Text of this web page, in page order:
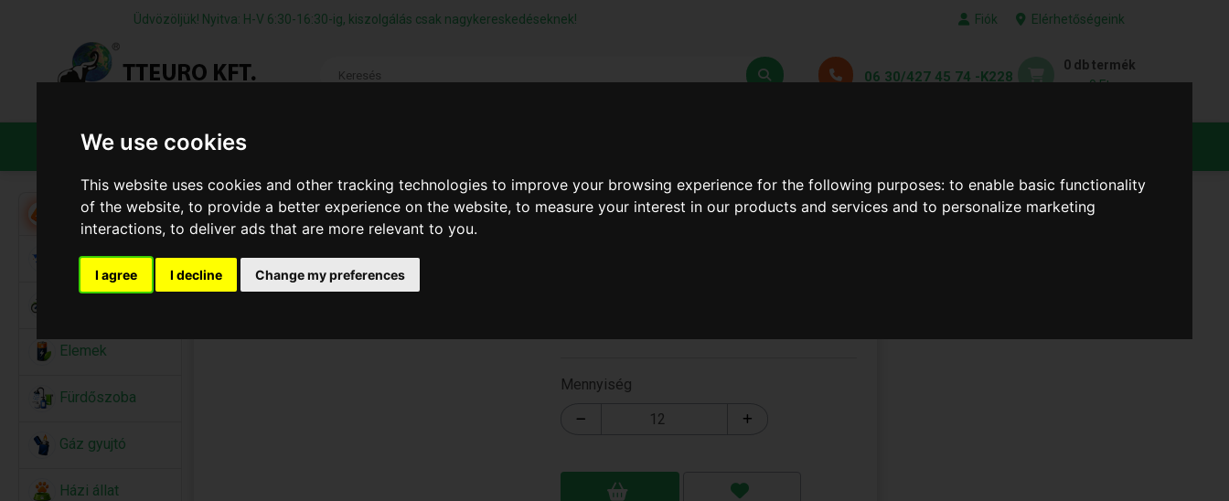
We use cookies
This website uses cookies and other tracking technologies to improve your browsing experience for the following purposes:to enable basic functionality
of the website,to provide a better experience on the website,to measure your interest in our products and services and to personalize marketing
interactions,to deliver ads that are more relevant to you.
I agree I decline Change my preferences
Üdvözöljük! Nyitva: H-V 6:30-16:30-ig, kiszolgálás csak nagykereskedéseknek! Fiók Elérhetőségeink
06 30/427 45 74 -K228
0 db termék
0 Ft
TERMÉKEK
Akció
Alkalmi Kellékek
Elemek
Fürdőszoba
Gáz gyujtó
Házi állat
Mennyiség